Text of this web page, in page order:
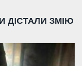
ДІСТАЛИ ЗМІЮ